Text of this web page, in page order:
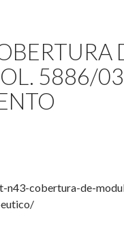
5886/03
cobertura-de-